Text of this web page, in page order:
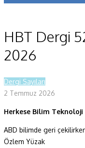
Makaleler
Yaşam Bilimleri
Gezegenimiz
HBT Dergi
2026
Dergi Sayıları
2 Temmuz 2026
Herkese Bilim Teknoloji
ABD bilimde geri
Özlem Yüzak